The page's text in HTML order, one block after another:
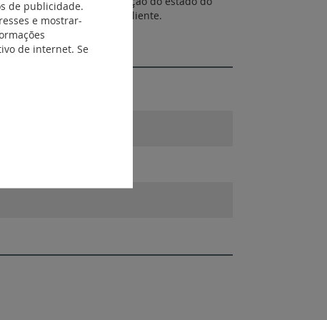
encastrada ou saliente.
de publicidade.
e mostrar-
de internet. Se